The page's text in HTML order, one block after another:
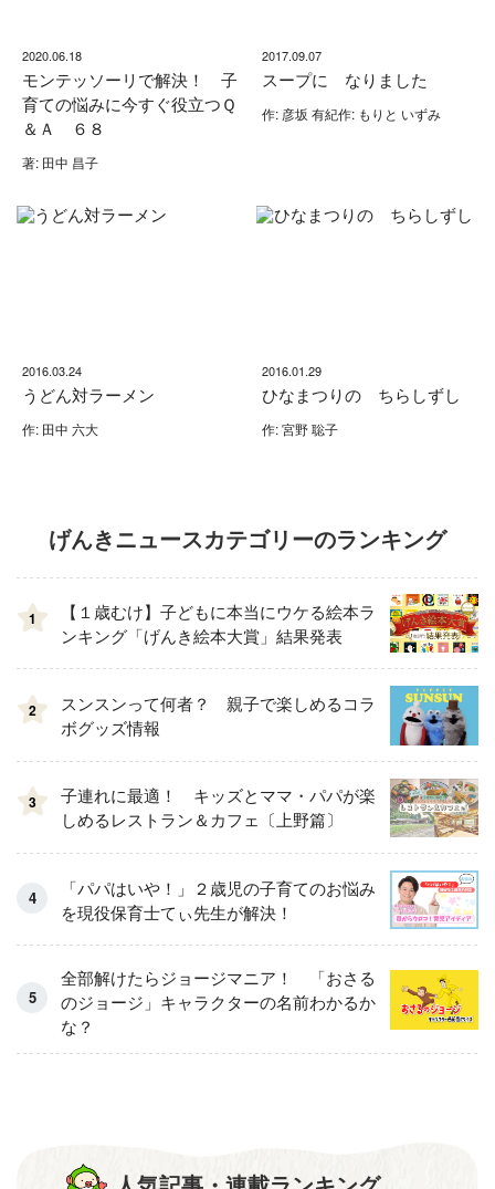
2020.06.18
モンテッソーリで解決！ 子
育ての悩みに今すぐ役立つＱ
＆Ａ ６８
著: 田中 昌子
2017.09.07
スープに なりました
作: 彦坂 有紀作: もりと いずみ
2016.03.24
うどん対ラーメン
作: 田中 六大
2016.01.29
ひなまつりの ちらしずし
作: 宮野 聡子
げんきニュースカテゴリーのランキング
1
【１歳むけ】子どもに本当にウケる絵本ラ
ンキング「げんき絵本大賞」結果発表
2
スンスンって何者？ 親子で楽しめるコラ
ボグッズ情報
3
子連れに最適！ キッズとママ・パパが楽
しめるレストラン＆カフェ〔上野篇〕
「パパはいや！」２歳児の子育てのお悩み
を現役保育士てぃ先生が解決！
全部解けたらジョージマニア！ 「おさる
のジョージ」キャラクターの名前わかるか
な？